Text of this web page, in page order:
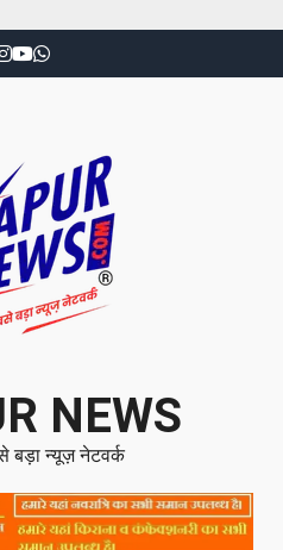
NEWS
बड़ा न्यूज़ नेटवर्क